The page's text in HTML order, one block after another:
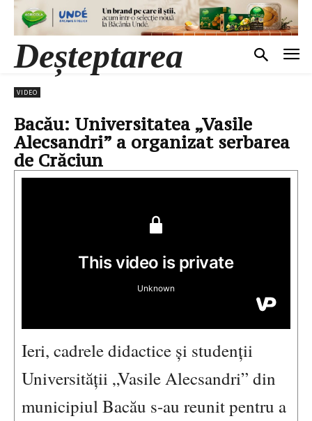
Deșteptarea
VIDEO
Bacău: Universitatea „Vasile
Alecsandri” a organizat serbarea
de Crăciun
Ieri, cadrele didactice și studenții
Universității „Vasile Alecsandri” din
municipiul Bacău s-au reunit pentru a